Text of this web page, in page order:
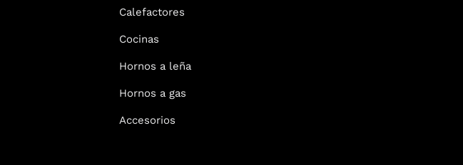
Calefactores
Cocinas
Hornos a leña
Hornos a gas
Accesorios